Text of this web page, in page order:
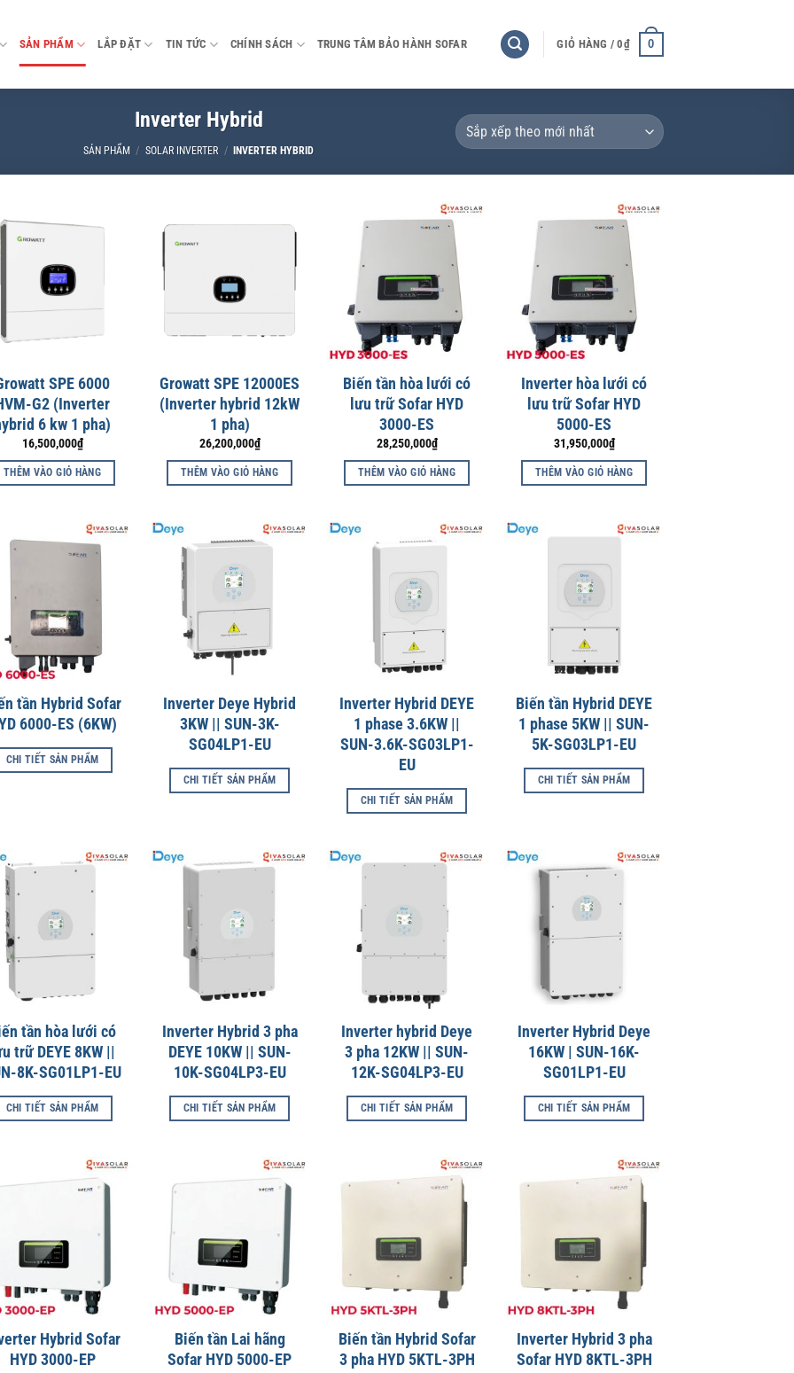
SẢN PHẨM LẮP ĐẶT TIN TỨC CHÍNH SÁCH TRUNG TÂM BẢO HÀNH SOFAR GIỎ HÀNG /0₫ 0
Inverter Hybrid
SẢN PHẨM / SOLAR INVERTER / INVERTER HYBRID
SPE 6000
G2 (Inverter
6 kw 1 pha)
16,500,000₫
THÊM VÀO GIỎ HÀNG
Growatt SPE 12000ES
(Inverter hybrid 12kW
1 pha)
26,200,000₫
THÊM VÀO GIỎ HÀNG
Biến tần hòa lưới có
lưu trữ Sofar HYD
3000-ES
28,250,000₫
THÊM VÀO GIỎ HÀNG
Inverter hòa lưới có
lưu trữ Sofar HYD
5000-ES
31,950,000₫
THÊM VÀO GIỎ HÀNG
tần Hybrid Sofar
6000-ES (6KW)
CHI TIẾT SẢN PHẨM
Inverter Deye Hybrid
3KW || SUN-3K-
SG04LP1-EU
CHI TIẾT SẢN PHẨM
Inverter Hybrid DEYE
1 phase 3.6KW ||
SUN-3.6K-SG03LP1-
EU
CHI TIẾT SẢN PHẨM
Biến tần Hybrid DEYE
1 phase 5KW || SUN-
5K-SG03LP1-EU
CHI TIẾT SẢN PHẨM
tần hòa lưới có
trữ DEYE 8KW ||
8K-SG01LP1-EU
CHI TIẾT SẢN PHẨM
Inverter Hybrid 3 pha
DEYE 10KW || SUN-
10K-SG04LP3-EU
CHI TIẾT SẢN PHẨM
Inverter hybrid Deye
3 pha 12KW || SUN-
12K-SG04LP3-EU
CHI TIẾT SẢN PHẨM
Inverter Hybrid Deye
16KW | SUN-16K-
SG01LP1-EU
CHI TIẾT SẢN PHẨM
Hybrid Sofar
HYD 3000-EP
Biến tần Lai hãng
Sofar HYD 5000-EP
Biến tần Hybrid Sofar
3 pha HYD 5KTL-3PH
Inverter Hybrid 3 pha
Sofar HYD 8KTL-3PH